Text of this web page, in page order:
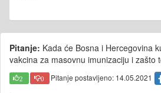
Pitanje: Kada će Bosna i Hercegovina
vakcina za masovnu imunizaciju i zašto
2 0 Pitanje postavljeno: 14.05.2021